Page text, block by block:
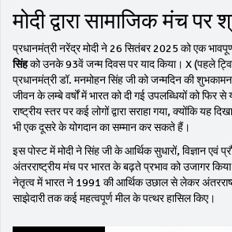
मोदी द्वारा सामाजिक मंच पर
प्रधानमंत्री नरेंद्र मोदी ने 26 सितंबर 2025 को एक
सिंहको उनके 93वें जन्म दिवस पर याद किया। X (पहले
प्रधानमंत्री डॉ. मनमोहन सिंह जी को जन्मदिन की
जीवन के लम्बे वर्षों में भारत को दी गई उपलब्धियों को
राष्ट्रीय स्तर पर कई लोगों द्वारा सराहा गया, क्योंकि यह
भी एक दूसरे के योगदान का सम्मान कर सकते हैं।
इस पोस्ट में मोदी ने सिंह जी के आर्थिक सुधारों, विज्ञान एवं
अंतरराष्ट्रीय मंच पर भारत के बढ़ते प्रभाव को उजागर
नेतृत्व में भारत ने 1991 की आर्थिक उछाल से लेकर
साझेदारी तक कई महत्वपूर्ण मील के पत्थर हासिल किए।